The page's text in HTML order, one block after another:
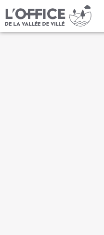
Panneau de gestion des cookies